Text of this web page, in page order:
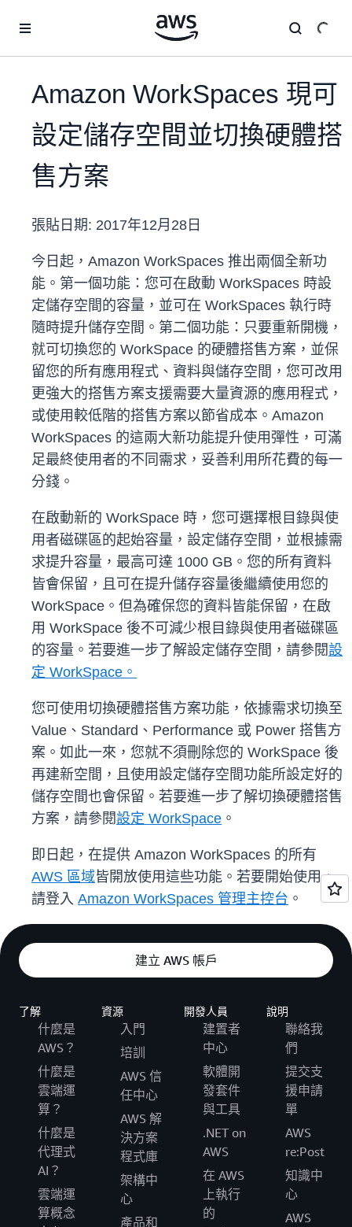
Amazon WorkSpaces 現可
設定儲存空間並切換硬體搭
售方案
張貼日期: 2017年12月28日
今日起，Amazon WorkSpaces 推出兩個全新功
能。第一個功能：您可在啟動 WorkSpaces 時設
定儲存空間的容量，並可在 WorkSpaces 執行時
隨時提升儲存空間。第二個功能：只要重新開機，
就可切換您的 WorkSpace 的硬體搭售方案，並保
留您的所有應用程式、資料與儲存空間，您可改用
更強大的搭售方案支援需要大量資源的應用程式，
或使用較低階的搭售方案以節省成本。Amazon
WorkSpaces 的這兩大新功能提升使用彈性，可滿
足最終使用者的不同需求，妥善利用所花費的每一
分錢。
在啟動新的 WorkSpace 時，您可選擇根目錄與使
用者磁碟區的起始容量，設定儲存空間，並根據需
求提升容量，最高可達 1000 GB。您的所有資料
皆會保留，且可在提升儲存容量後繼續使用您的
WorkSpace。但為確保您的資料皆能保留，在啟
用 WorkSpace 後不可減少根目錄與使用者磁碟區
的容量。若要進一步了解設定儲存空間，請參閱設
定 WorkSpace。
您可使用切換硬體搭售方案功能，依據需求切換至
Value、Standard、Performance 或 Power 搭售方
案。如此一來，您就不須刪除您的 WorkSpace 後
再建新空間，且使用設定儲存空間功能所設定好的
儲存空間也會保留。若要進一步了解切換硬體搭售
方案，請參閱設定 WorkSpace 。
即日起，在提供 Amazon WorkSpaces 的所有
AWS 區域皆開放使用這些功能。若要開始使用，
請登入 Amazon WorkSpaces 管理主控台 。
建立 AWS 帳戶
了解
什麼是
AWS？
什麼是
雲端運
算？
什麼是
代理式
AI？
雲端運
算概念
資源
入門
培訓
AWS 信
任中心
AWS 解
決方案
程式庫
架構中
心
產品和
開發人員
建置者
中心
軟體開
發套件
與工具
.NET on
AWS
在 AWS
上執行
的
說明
聯絡我
們
提交支
援申請
單
AWS
re:Post
知識中
心
AWS